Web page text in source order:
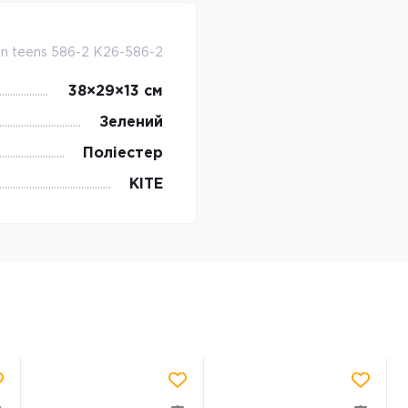
teens 586-2 K26-586-2
38×29×13 см
Зелений
Поліестер
KITE